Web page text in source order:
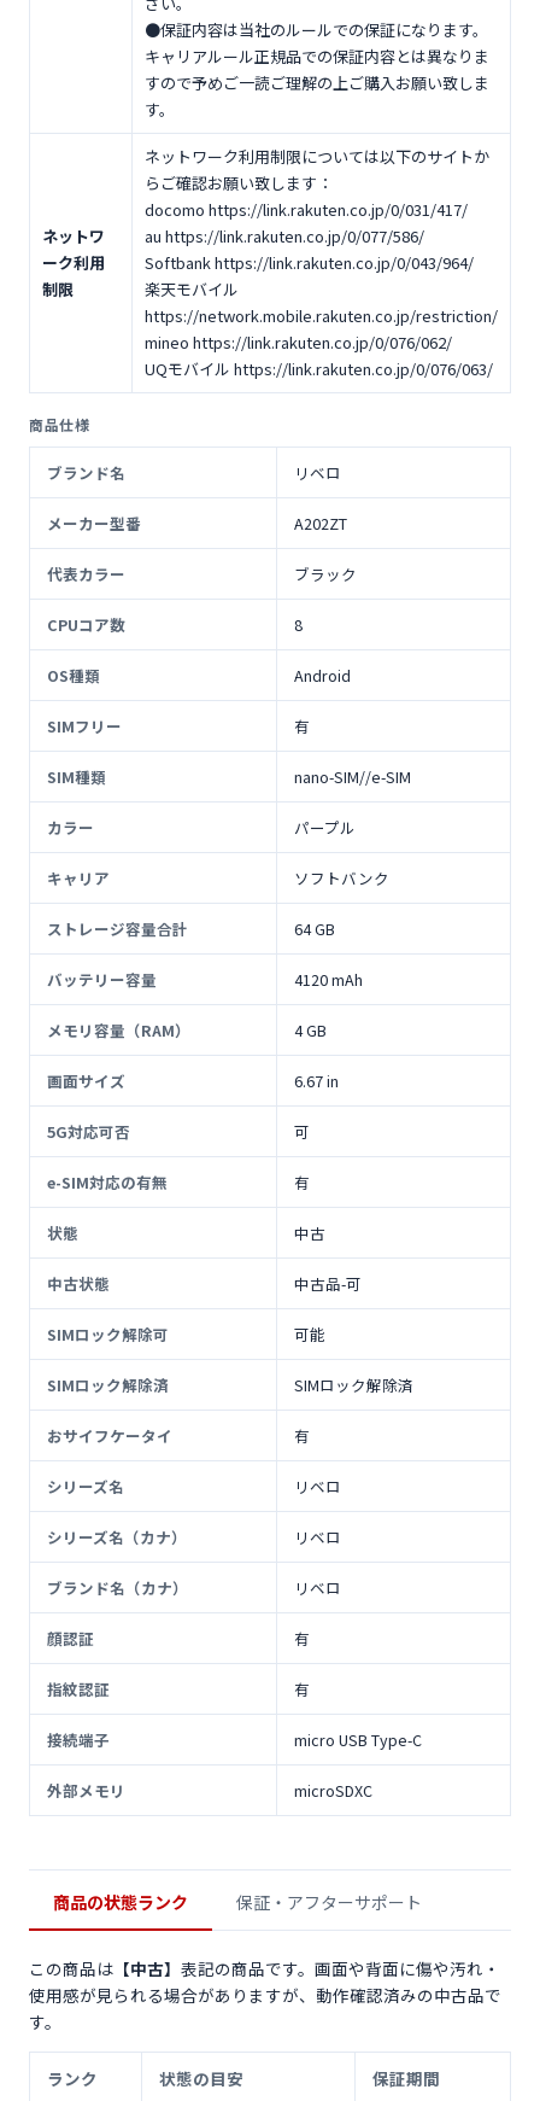
●保証内容は当社のルールでの保証になります。
キャリアルール正規品での保証内容とは異なりま
すので予めご一読ご理解の上ご購入お願い致しま
す。
ネットワ
ーク利用
制限
ネットワーク利用制限については以下のサイトか
らご確認お願い致します：
docomo https://link.rakuten.co.jp/0/031/417/
au https://link.rakuten.co.jp/0/077/586/
Softbank https://link.rakuten.co.jp/0/043/964/
楽天モバイル
https://network.mobile.rakuten.co.jp/restriction/
mineo https://link.rakuten.co.jp/0/076/062/
UQモバイル https://link.rakuten.co.jp/0/076/063/
商品仕様
ブランド名 リベロ
メーカー型番 A202ZT
代表カラー ブラック
CPUコア数 8
OS種類 Android
SIMフリー 有
SIM種類 nano-SIM//e-SIM
カラー パープル
キャリア ソフトバンク
ストレージ容量合計 64 GB
バッテリー容量 4120 mAh
メモリ容量（RAM） 4 GB
画面サイズ 6.67 in
5G対応可否 可
e-SIM対応の有無 有
状態 中古
中古状態 中古品-可
SIMロック解除可 可能
SIMロック解除済 SIMロック解除済
おサイフケータイ 有
シリーズ名 リベロ
シリーズ名（カナ） リベロ
ブランド名（カナ） リベロ
顔認証 有
指紋認証 有
接続端子 micro USB Type-C
外部メモリ microSDXC
商品の状態ランク 保証・アフターサポート
この商品は 【中古】 表記の商品です。画面や背面に傷や汚れ・
使用感が見られる場合がありますが、動作確認済みの中古品で
す。
ランク 状態の目安 保証期間